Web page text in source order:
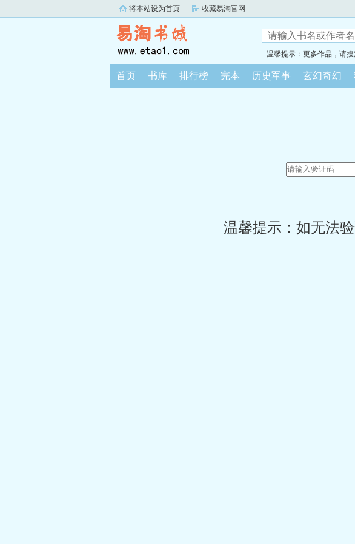
将本站设为首页 收藏易淘官网
温馨提示：更多作品，请
首页 书库 排行榜 完本 历史军事 玄幻奇幻
温馨提示：如无法